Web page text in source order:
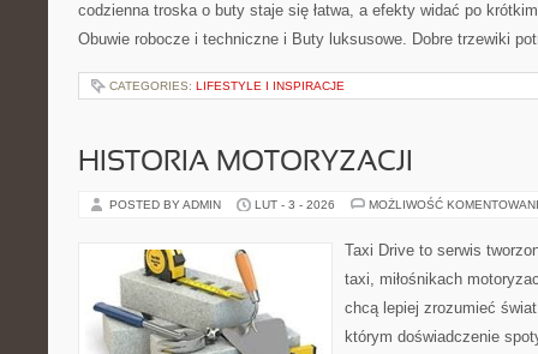
codzienna troska o buty staje się łatwa, a efekty widać po
Obuwie robocze i techniczne i Buty luksusowe. Dobre trzewiki
CATEGORIES: LIFESTYLE I INSPIRACJE
HISTORIA MOTORYZACJI
POSTED BY ADMIN LUT - 3 - 2026 MOŻLIWOŚĆ
Taxi Drive to serwis
taxi, miłośnikach
chcą lepiej zrozumieć
którym doświadczenie